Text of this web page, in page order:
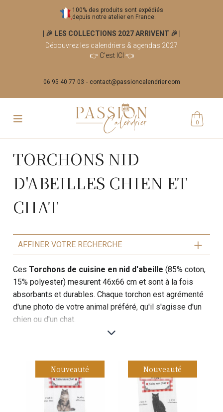
100% des produits sont expédiés
depuis notre atelier en France.
| 🎉 LES COLLECTIONS 2027 ARRIVENT 🎉
Découvrez les calendriers & agendas 2027
👉 C'est ICI 👈
06 95 40 77 03 contact@passioncalendrier.com
0
TORCHONS NID
D'ABEILLES CHIEN ET
CHAT
AFFINER VOTRE RECHERCHE
CesTorchons de cuisine en nid d'abeille (85% coton,
15% polyester) mesurent 46x66 cm et sont à la fois
absorbants et durables. Chaque torchon est agrémenté
d'une photo de votre animal préféré, qu'il s'agisse d'un
chien ou d'un chat.
Idéaux pour essuyer vaisselle et mains, ils apportent
Pratiques et esthétiques, ils séduiront tous les
amoureux des animaux.
Nouveauté Nouveauté